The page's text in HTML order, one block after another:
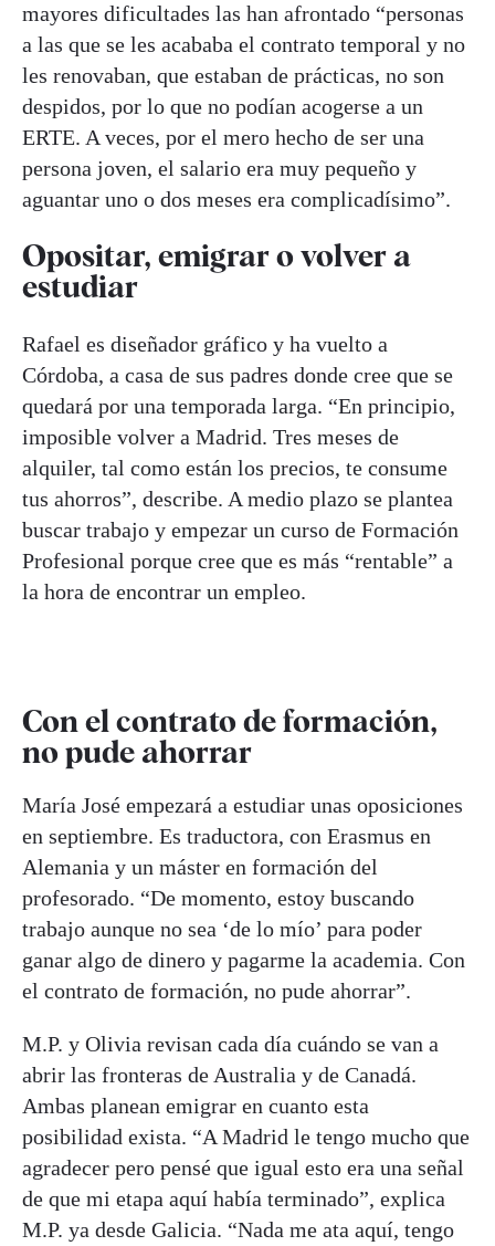
mayores dificultades las han afrontado “personas
a las que se les acababa el contrato temporal y no
les renovaban, que estaban de prácticas, no son
despidos, por lo que no podían acogerse a un
ERTE. A veces, por el mero hecho de ser una
persona joven, el salario era muy pequeño y
aguantar uno o dos meses era complicadísimo”.
Opositar, emigrar o volver a
estudiar
Rafael es diseñador gráfico y ha vuelto a
Córdoba, a casa de sus padres donde cree que se
quedará por una temporada larga. “En principio,
imposible volver a Madrid. Tres meses de
alquiler, tal como están los precios, te consume
tus ahorros”, describe. A medio plazo se plantea
buscar trabajo y empezar un curso de Formación
Profesional porque cree que es más “rentable” a
la hora de encontrar un empleo.
Con el contrato de formación,
no pude ahorrar
María José empezará a estudiar unas oposiciones
en septiembre. Es traductora, con Erasmus en
Alemania y un máster en formación del
profesorado. “De momento, estoy buscando
trabajo aunque no sea ‘de lo mío’ para poder
ganar algo de dinero y pagarme la academia. Con
el contrato de formación, no pude ahorrar”.
M.P. y Olivia revisan cada día cuándo se van a
abrir las fronteras de Australia y de Canadá.
Ambas planean emigrar en cuanto esta
posibilidad exista. “A Madrid le tengo mucho que
agradecer pero pensé que igual esto era una señal
de que mi etapa aquí había terminado”, explica
M.P. ya desde Galicia. “Nada me ata aquí, tengo